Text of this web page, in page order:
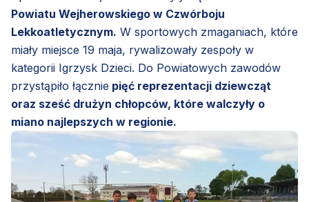
Powiatu Wejherowskiego w Czwórboju
Lekkoatletycznym. W sportowych zmaganiach, które
miały miejsce 19 maja, rywalizowały zespoły w
kategorii Igrzysk Dzieci. Do Powiatowych zawodów
przystąpiło łącznie pięć reprezentacji dziewcząt
oraz sześć drużyn chłopców, które walczyły o
miano najlepszych w regionie.